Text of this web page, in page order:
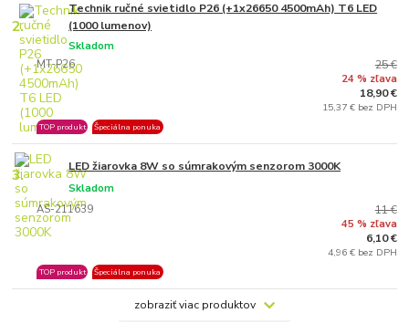
2.
Technik ručné svietidlo P26 (+1x26650 4500mAh) T6 LED
(1000 lumenov)
MT-P26
Skladom
TOP produkt Špeciálna ponuka
25 €
24 % zľava
18,90 €
15,37 € bez DPH
3. LED žiarovka 8W so súmrakovým senzorom 3000K
AS-211639
Skladom
TOP produkt Špeciálna ponuka
11 €
45 % zľava
6,10 €
4,96 € bez DPH
zobraziť viac produktov